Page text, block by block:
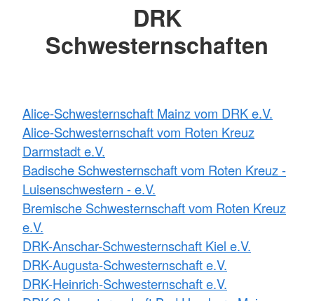
DRK
Schwesternschaften
Alice-Schwesternschaft Mainz vom DRK e.V.
Alice-Schwesternschaft vom Roten Kreuz
Darmstadt e.V.
Badische Schwesternschaft vom Roten Kreuz -
Luisenschwestern - e.V.
Bremische Schwesternschaft vom Roten Kreuz
e.V.
DRK-Anschar-Schwesternschaft Kiel e.V.
DRK-Augusta-Schwesternschaft e.V.
DRK-Heinrich-Schwesternschaft e.V.